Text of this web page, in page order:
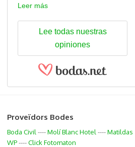
Leer más
Lee todas nuestras
opiniones
Proveïdors Bodes
Boda Civil ----Molí Blanc Hotel ----Matildas
WP----Click Fotomaton